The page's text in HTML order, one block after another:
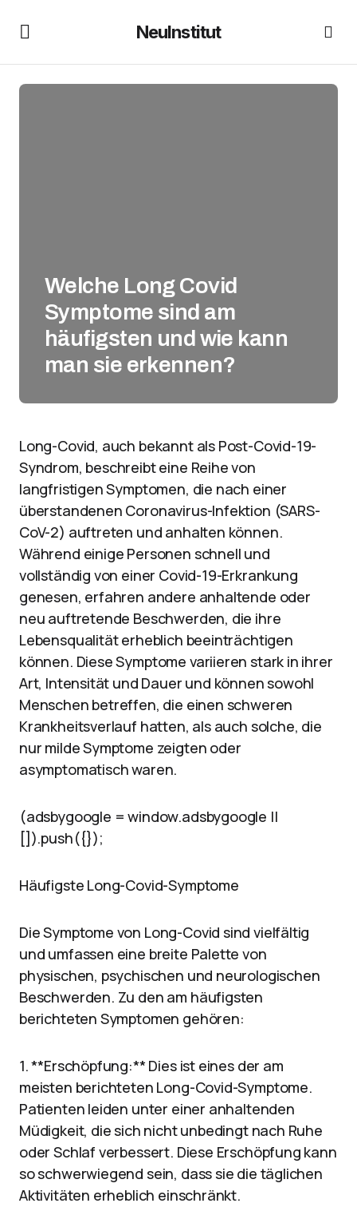
NeuInstitut
Welche Long Covid
Symptome sind am
häufigsten und wie kann
man sie erkennen?
Long-Covid, auch bekannt als Post-Covid-19-
Syndrom, beschreibt eine Reihe von
langfristigen Symptomen, die nach einer
überstandenen Coronavirus-Infektion (SARS-
CoV-2) auftreten und anhalten können.
Während einige Personen schnell und
vollständig von einer Covid-19-Erkrankung
genesen, erfahren andere anhaltende oder
neu auftretende Beschwerden, die ihre
Lebensqualität erheblich beeinträchtigen
können. Diese Symptome variieren stark in ihrer
Art, Intensität und Dauer und können sowohl
Menschen betreffen, die einen schweren
Krankheitsverlauf hatten, als auch solche, die
nur milde Symptome zeigten oder
asymptomatisch waren.
(adsbygoogle = window.adsbygoogle ||
[]).push({});
Häufigste Long-Covid-Symptome
Die Symptome von Long-Covid sind vielfältig
und umfassen eine breite Palette von
physischen, psychischen und neurologischen
Beschwerden. Zu den am häufigsten
berichteten Symptomen gehören:
1. **Erschöpfung:** Dies ist eines der am
meisten berichteten Long-Covid-Symptome.
Patienten leiden unter einer anhaltenden
Müdigkeit, die sich nicht unbedingt nach Ruhe
oder Schlaf verbessert. Diese Erschöpfung kann
so schwerwiegend sein, dass sie die täglichen
Aktivitäten erheblich einschränkt.